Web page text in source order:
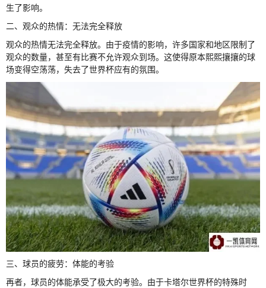
生了影响。
二、观众的热情：无法完全释放
观众的热情无法完全释放。由于疫情的影响，许多国家和地区限制了
观众的数量，甚至有比赛不允许观众到场。这使得原本熙熙攘攘的球
场变得空荡荡，失去了世界杯应有的氛围。
三、球员的疲劳：体能的考验
再者，球员的体能承受了极大的考验。由于卡塔尔世界杯的特殊时